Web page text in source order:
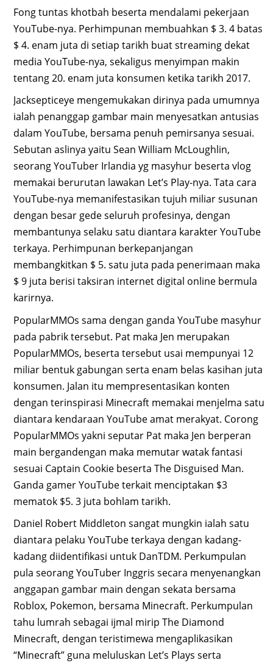
Fong tuntas khotbah beserta mendalami pekerjaan
YouTube-nya. Perhimpunan membuahkan $ 3. 4 batas
$ 4. enam juta di setiap tarikh buat streaming dekat
media YouTube-nya, sekaligus menyimpan makin
tentang 20. enam juta konsumen ketika tarikh 2017.
Jacksepticeye mengemukakan dirinya pada umumnya
ialah penanggap gambar main menyesatkan antusias
dalam YouTube, bersama penuh pemirsanya sesuai.
Sebutan aslinya yaitu Sean William McLoughlin,
seorang YouTuber Irlandia yg masyhur beserta vlog
memakai berurutan lawakan Let’s Play-nya. Tata cara
YouTube-nya memanifestasikan tujuh miliar susunan
dengan besar gede seluruh profesinya, dengan
membantunya selaku satu diantara karakter YouTube
terkaya. Perhimpunan berkepanjangan
membangkitkan $ 5. satu juta pada penerimaan maka
$ 9 juta berisi taksiran internet digital online bermula
karirnya.
PopularMMOs sama dengan ganda YouTube masyhur
pada pabrik tersebut. Pat maka Jen merupakan
PopularMMOs, beserta tersebut usai mempunyai 12
miliar bentuk gabungan serta enam belas kasihan juta
konsumen. Jalan itu mempresentasikan konten
dengan terinspirasi Minecraft memakai menjelma satu
diantara kendaraan YouTube amat merakyat. Corong
PopularMMOs yakni seputar Pat maka Jen berperan
main bergandengan maka memutar watak fantasi
sesuai Captain Cookie beserta The Disguised Man.
Ganda gamer YouTube terkait menciptakan $3
mematok $5. 3 juta bohlam tarikh.
Daniel Robert Middleton sangat mungkin ialah satu
diantara pelaku YouTube terkaya dengan kadang-
kadang diidentifikasi untuk DanTDM. Perkumpulan
pula seorang YouTuber Inggris secara menyenangkan
anggapan gambar main dengan sekata bersama
Roblox, Pokemon, bersama Minecraft. Perkumpulan
tahu lumrah sebagai ijmal mirip The Diamond
Minecraft, dengan teristimewa mengaplikasikan
“Minecraft” guna meluluskan Let’s Plays serta